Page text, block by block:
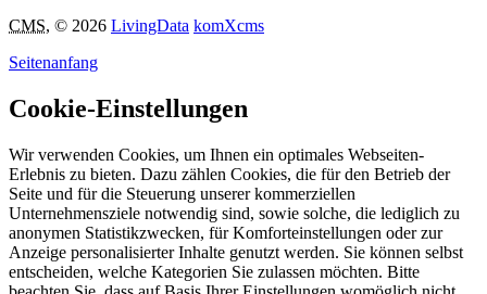
CMS, © 2026 LivingData komXcms
Seitenanfang
Cookie-Einstellungen
Wir verwenden Cookies, um Ihnen ein optimales Webseiten-
Erlebnis zu bieten. Dazu zählen Cookies, die für den Betrieb der
Seite und für die Steuerung unserer kommerziellen
Unternehmensziele notwendig sind, sowie solche, die lediglich zu
anonymen Statistikzwecken, für Komforteinstellungen oder zur
Anzeige personalisierter Inhalte genutzt werden. Sie können selbst
entscheiden, welche Kategorien Sie zulassen möchten. Bitte